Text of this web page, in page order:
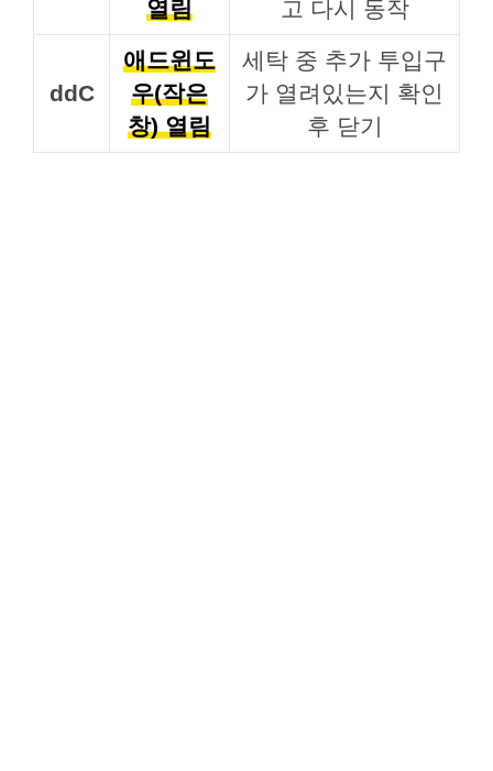
열림
고 다시 동작
ddC
애드윈도
우(작은
창) 열림
세탁 중 추가 투입구
가 열려있는지 확인
후 닫기